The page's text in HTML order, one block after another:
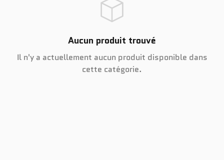
Aucun produit trouvé
Il n'y a actuellement aucun produit disponible dans
cette catégorie.